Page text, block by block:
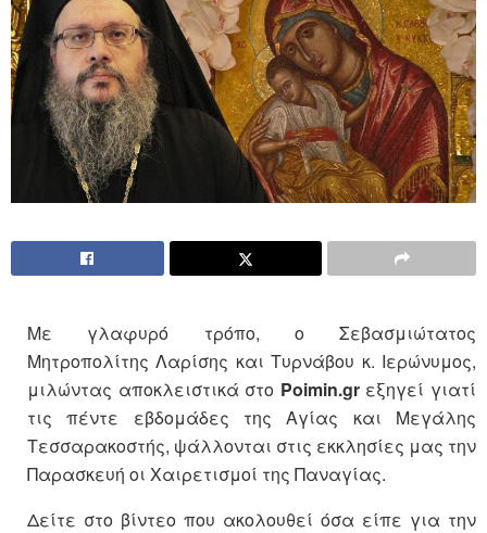
Με γλαφυρό τρόπο, ο Σεβασμιώτατος
Μητροπολίτης Λαρίσης και Τυρνάβου κ. Ιερώνυμος,
μιλώντας αποκλειστικά στο Poimin.grεξηγεί γιατί
τις πέντε εβδομάδες της Αγίας και Μεγάλης
Τεσσαρακοστής, ψάλλονται στις εκκλησίες μας την
Παρασκευή οι Χαιρετισμοί της Παναγίας.
Δείτε στο βίντεο που ακολουθεί όσα είπε για την